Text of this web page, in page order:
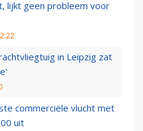
lijkt geen probleem voor
in Leipzig zat
commerciële vlucht met
uit